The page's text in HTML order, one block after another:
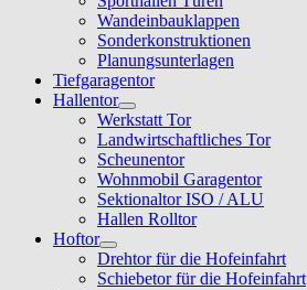
Wandeinbauklappen
Sonderkonstruktionen
Planungsunterlagen
Tiefgaragentor
Hallentor
Werkstatt Tor
Landwirtschaftliches Tor
Scheunentor
Wohnmobil Garagentor
Sektionaltor ISO / ALU
Hallen Rolltor
Hoftor
Drehtor für die Hofeinfahrt
Schiebetor für die Hofeinfahrt